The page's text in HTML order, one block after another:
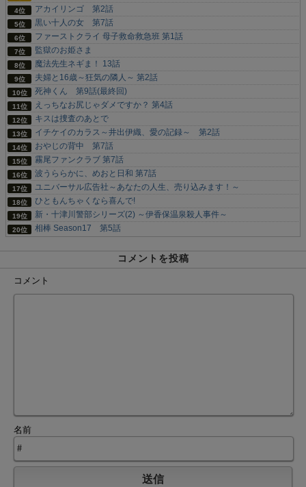
アカイリンゴ 第2話
黒い十人の女 第7話
ファーストクライ 母子救命救急班 第1話
監獄のお姫さま
魔法先生ネギま！ 13話
夫婦と16歳～狂気の隣人～ 第2話
死神くん 第9話(最終回)
えっちなお尻じゃダメですか？ 第4話
キスは捜査のあとで
イチケイのカラス～井出伊織、愛の記録～ 第2話
おやじの背中 第7話
霧尾ファンクラブ 第7話
波うららかに、めおと日和 第7話
ユニバーサル広告社～あなたの人生、売り込みます！～
ひともんちゃくなら喜んで!
新・十津川警部シリーズ(2) ～伊香保温泉殺人事件～
相棒 Season17 第5話
コメントを投稿
コメント
名前